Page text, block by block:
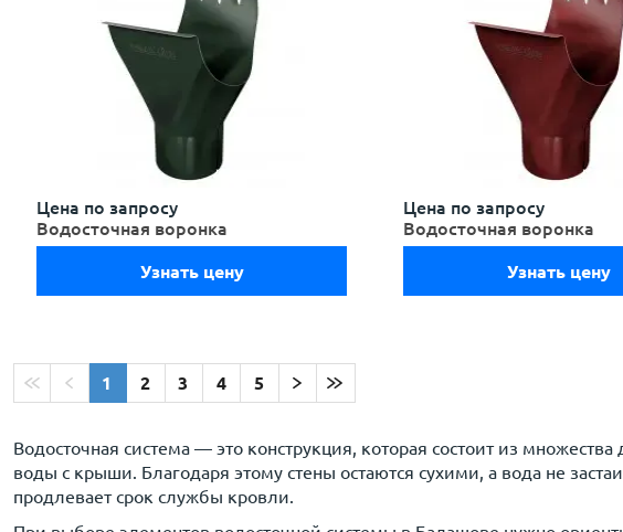
Цена по запросу
Водосточная воронка
Узнать цену
Цена по запросу
Водосточная воронка
Узнать цену
1 2 3 4 5
Водосточная система — это конструкция, которая состоит из
воды с крыши. Благодаря этому стены остаются сухими, а вода не
продлевает срок службы кровли.